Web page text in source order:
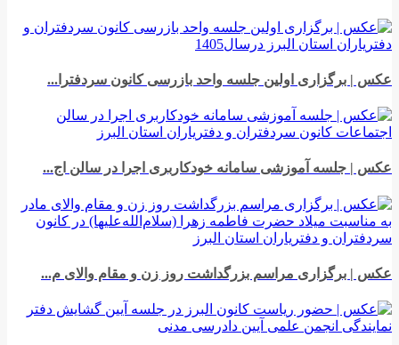
عکس | برگزاری اولین جلسه واحد بازرسی کانون سردفترا...
عکس | جلسه آموزشی سامانه خودکاربری اجرا در سالن اج...
عکس | برگزاری مراسم بزرگداشت روز زن و مقام والای م...